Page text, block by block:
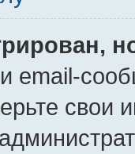
email-
свои